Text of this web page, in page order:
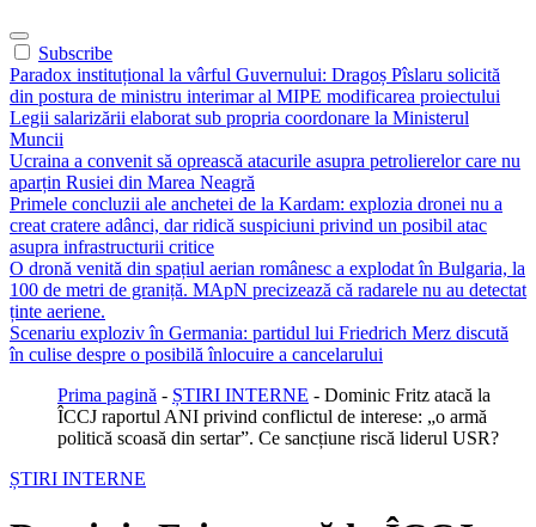
Subscribe
Paradox instituțional la vârful Guvernului: Dragoș Pîslaru solicită
din postura de ministru interimar al MIPE modificarea proiectului
Legii salarizării elaborat sub propria coordonare la Ministerul
Muncii
Ucraina a convenit să oprească atacurile asupra petrolierelor care nu
aparțin Rusiei din Marea Neagră
Primele concluzii ale anchetei de la Kardam: explozia dronei nu a
creat cratere adânci, dar ridică suspiciuni privind un posibil atac
asupra infrastructurii critice
O dronă venită din spațiul aerian românesc a explodat în Bulgaria, la
100 de metri de graniță. MApN precizează că radarele nu au detectat
ținte aeriene.
Scenariu exploziv în Germania: partidul lui Friedrich Merz discută
în culise despre o posibilă înlocuire a cancelarului
Prima pagină - ȘTIRI INTERNE - Dominic Fritz atacă la
ÎCCJ raportul ANI privind conflictul de interese: „o armă
politică scoasă din sertar”. Ce sancțiune riscă liderul USR?
ȘTIRI INTERNE